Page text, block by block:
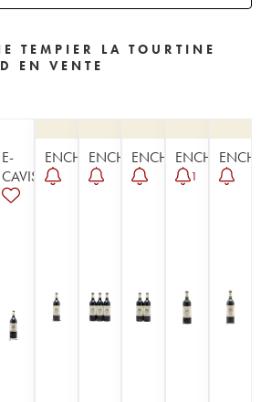
TEMPIER LA TOURTINE
EN VENTE
E-
CAVISTE
ENCHÈREENCHÈREENCHÈREENCHÈRE
1